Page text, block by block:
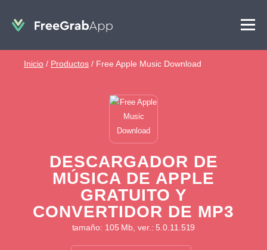
Inicio / Productos / Free Apple Music Download
DESCARGADOR DE
MÚSICA DE APPLE
GRATUITO Y
CONVERTIDOR DE MP3
tamaño: 105 Mb, ver.: 5.0.11.519